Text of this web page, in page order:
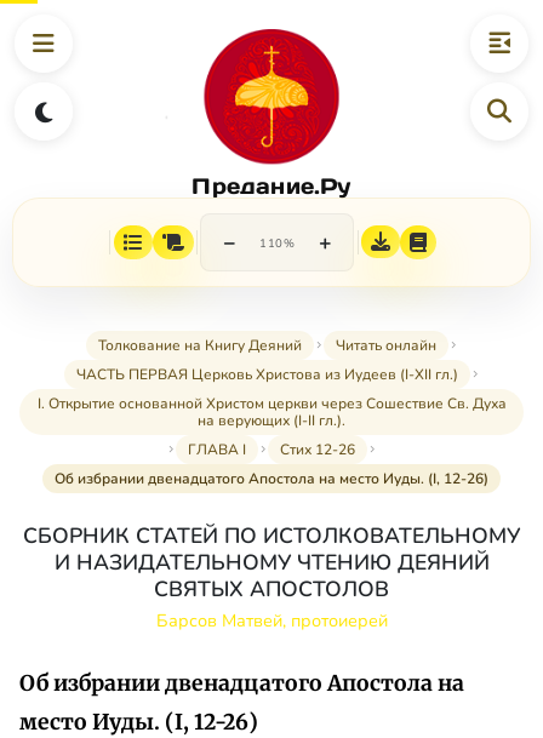
Предание.Ру
− 110% +
Толкование на Книгу Деяний
Читать онлайн
ЧАСТЬ ПЕРВАЯ Церковь Христова из Иудеев (I-XII гл.)
I. Открытие основанной Христом церкви через Сошествие Св. Духа
на верующих (I-II гл.).
ГЛАВА I
Стих 12-26
Об избрании двенадцатого Апостола на место Иуды. (I, 12-26)
СБОРНИК СТАТЕЙ ПО ИСТОЛКОВАТЕЛЬНОМУ
И НАЗИДАТЕЛЬНОМУ ЧТЕНИЮ ДЕЯНИЙ
СВЯТЫХ АПОСТОЛОВ
Барсов Матвей, протоиерей
Об избрании двенадцатого Апостола на
место Иуды. (I, 12-26)